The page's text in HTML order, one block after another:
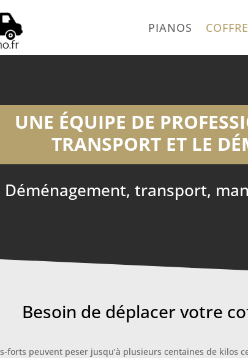
PIANOS
UNE ÉQUIPE DE
TRANSPORT ET LE
Déménagement, transport,
Besoin de déplacer votre
forts peuvent peser jusqu’à plusieurs centaines de